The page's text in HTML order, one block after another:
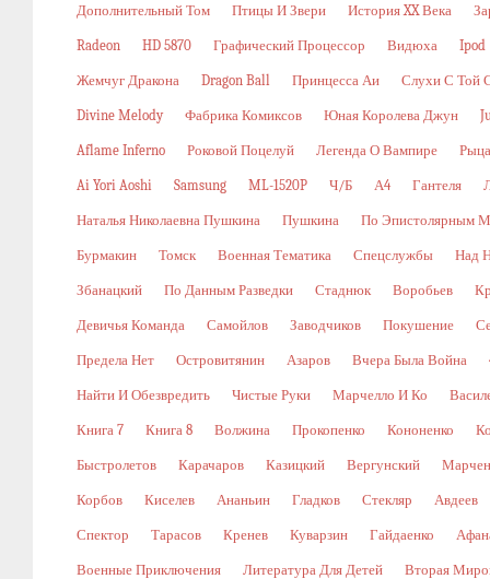
Дополнительный Том Птицы И Звери История XX Века
Radeon HD 5870 Графический Процессор Видюха Ipod
Жемчуг Дракона Dragon Ball Принцесса Аи Слухи С Той
Divine Melody Фабрика Комиксов Юная Королева Джун
Aflame Inferno Роковой Поцелуй Легенда О Вампире
Ai Yori Aoshi Samsung ML-1520P Ч/б А4 Гантеля
Наталья Николаевна Пушкина Пушкина По Эпистолярным
Бурмакин Томск Военная Тематика Спецслужбы Над
Збанацкий По Данным Разведки Стаднюк Воробьев
Девичья Команда Самойлов Заводчиков Покушение
Предела Нет Островитянин Азаров Вчера Была Война
Найти И Обезвредить Чистые Руки Марчелло И Ко
Книга 7 Книга 8 Волжина Прокопенко Кононенко
Быстролетов Карачаров Казицкий Вергунский
Корбов Киселев Ананьин Гладков Стекляр Авдеев
Спектор Тарасов Кренев Куварзин Гайдаенко
Военные Приключения Литература Для Детей Вторая